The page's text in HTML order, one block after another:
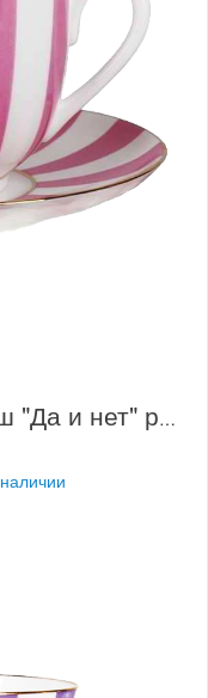
Чашка с блюдцем Ландыш "Да и нет" розовый